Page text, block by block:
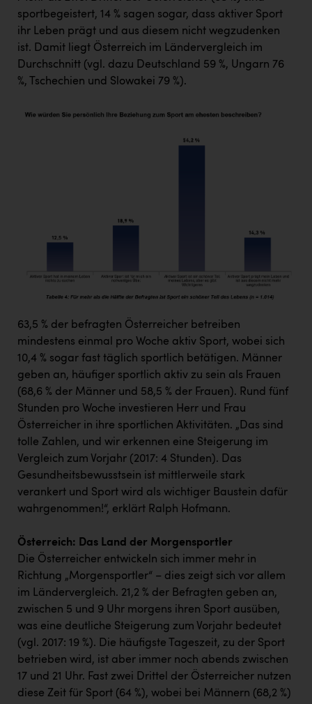
sportbegeistert, 14 % sagen sogar, dass aktiver Sport
ihr Leben prägt und aus diesem nicht wegzudenken
ist. Damit liegt Österreich im Ländervergleich im
Durchschnitt (vgl. dazu Deutschland 59 %, Ungarn 76
%, Tschechien und Slowakei 79 %).
63,5 % der befragten Österreicher betreiben
mindestens einmal pro Woche aktiv Sport, wobei sich
10,4 % sogar fast täglich sportlich betätigen. Männer
geben an, häufiger sportlich aktiv zu sein als Frauen
(68,6 % der Männer und 58,5 % der Frauen). Rund fünf
Stunden pro Woche investieren Herr und Frau
Österreicher in ihre sportlichen Aktivitäten. „Das sind
tolle Zahlen, und wir erkennen eine Steigerung im
Vergleich zum Vorjahr (2017: 4 Stunden). Das
Gesundheitsbewusstsein ist mittlerweile stark
verankert und Sport wird als wichtiger Baustein dafür
wahrgenommen!“, erklärt Ralph Hofmann.
Österreich: Das Land der Morgensportler
Die Österreicher entwickeln sich immer mehr in
Richtung „Morgensportler“ – dies zeigt sich vor allem
im Ländervergleich. 21,2 % der Befragten geben an,
zwischen 5 und 9 Uhr morgens ihren Sport ausüben,
was eine deutliche Steigerung zum Vorjahr bedeutet
(vgl. 2017: 19 %). Die häufigste Tageszeit, zu der Sport
betrieben wird, ist aber immer noch abends zwischen
17 und 21 Uhr. Fast zwei Drittel der Österreicher nutzen
diese Zeit für Sport (64 %), wobei bei Männern (68,2 %)